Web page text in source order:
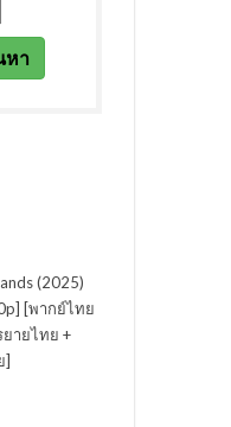
(2025)
[พากย์ไทย
ยายไทย +
]